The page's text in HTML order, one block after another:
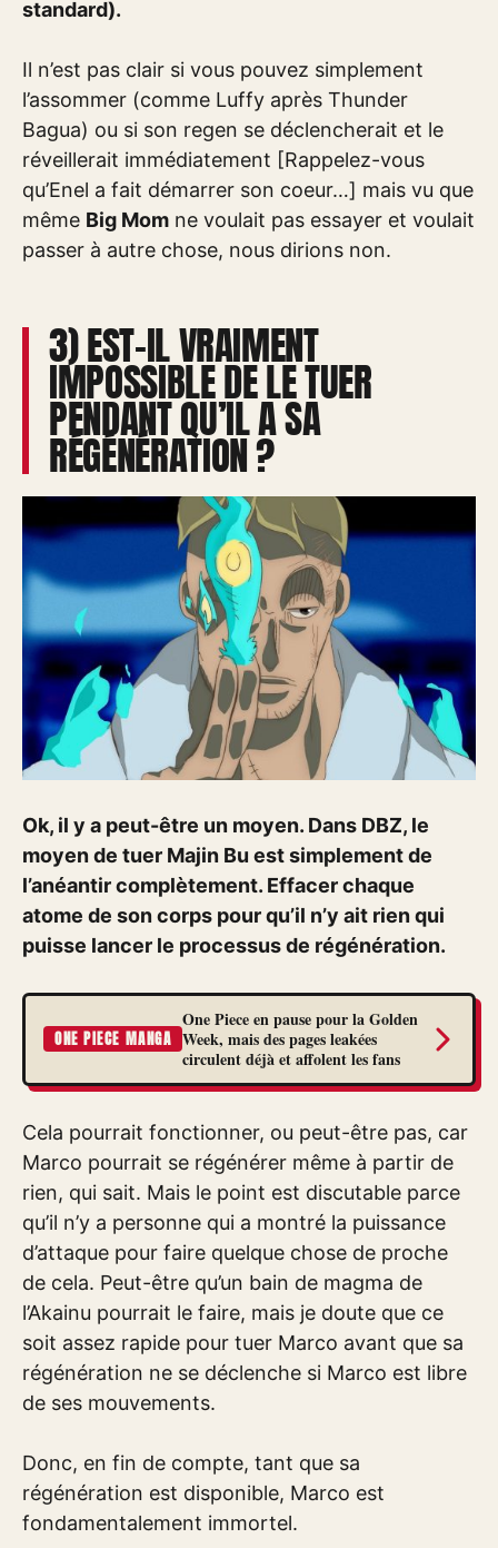
standard).
Il n’est pas clair si vous pouvez simplement
l’assommer (comme Luffy après Thunder
Bagua) ou si son regen se déclencherait et le
réveillerait immédiatement [Rappelez-vous
qu’Enel a fait démarrer son coeur…] mais vu que
même Big Mom ne voulait pas essayer et voulait
passer à autre chose, nous dirions non.
3) EST-IL VRAIMENT
IMPOSSIBLE DE LE TUER
PENDANT QU’IL A SA
RÉGÉNÉRATION ?
Ok, il y a peut-être un moyen. Dans DBZ, le
moyen de tuer Majin Bu est simplement de
l’anéantir complètement. Effacer chaque
atome de son corps pour qu’il n’y ait rien qui
puisse lancer le processus de régénération.
ONE PIECE MANGA
One Piece en pause pour la Golden
Week, mais des pages leakées
circulent déjà et affolent les fans
Cela pourrait fonctionner, ou peut-être pas, car
Marco pourrait se régénérer même à partir de
rien, qui sait. Mais le point est discutable parce
qu’il n’y a personne qui a montré la puissance
d’attaque pour faire quelque chose de proche
de cela. Peut-être qu’un bain de magma de
l’Akainu pourrait le faire, mais je doute que ce
soit assez rapide pour tuer Marco avant que sa
régénération ne se déclenche si Marco est libre
de ses mouvements.
Donc, en fin de compte, tant que sa
régénération est disponible, Marco est
fondamentalement immortel.